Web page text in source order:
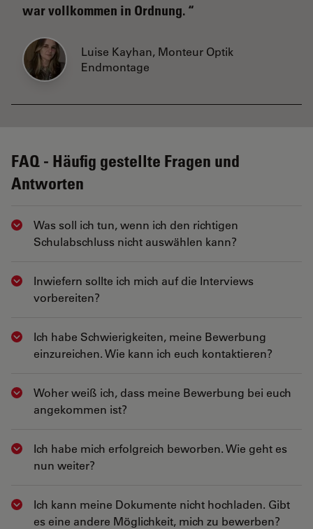
war vollkommen in Ordnung.
Luise Kayhan, Monteur Optik
Endmontage
FAQ - Häufig gestellte Fragen und
Antworten
Show answer
Was soll ich tun, wenn ich den richtigen
Schulabschluss nicht auswählen kann?
Show answer
Inwiefern sollte ich mich auf die Interviews
vorbereiten?
Show answer
Ich habe Schwierigkeiten, meine Bewerbung
einzureichen. Wie kann ich euch kontaktieren?
Show answer
Woher weiß ich, dass meine Bewerbung bei euch
angekommen ist?
Show answer
Ich habe mich erfolgreich beworben. Wie geht es
nun weiter?
Show answer
Ich kann meine Dokumente nicht hochladen. Gibt
es eine andere Möglichkeit, mich zu bewerben?